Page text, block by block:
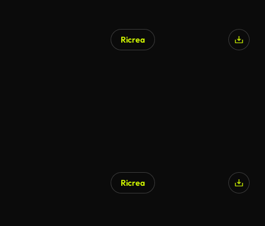
Ricrea
Ricrea